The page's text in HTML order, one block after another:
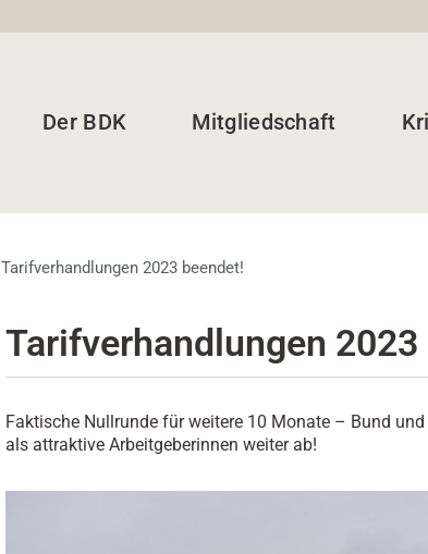
Der BDK Mitgliedschaft
Tarifverhandlungen 2023 beendet!
Tarifverhandlungen 2023
Faktische Nullrunde für weitere 10 Monate – Bund
als attraktive Arbeitgeberinnen weiter ab!